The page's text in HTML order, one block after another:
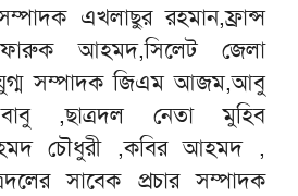
এখলাছুর রহমান,ফ্রান্স
আহমদ,সিলেট জেলা
যুগ্ম সম্পাদক জিএম আজম,আবু
,ছাত্রদল নেতা মুহিব
চৌধুরী ,কবির আহমদ ,
সাবেক প্রচার সম্পাদক